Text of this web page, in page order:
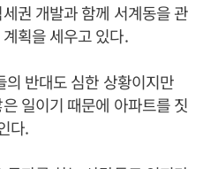
권 개발과 함께 서계동을 관
획을 세우고 있다.
반대도 심한 상황이지만
일이기 때문에 아파트를 짓
다.